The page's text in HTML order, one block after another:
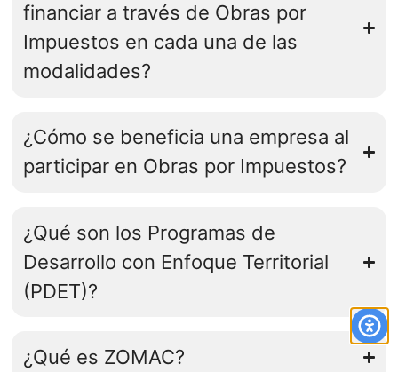
financiar a través de Obras por
Impuestos en cada una de las
modalidades?
¿Cómo se beneficia una empresa al
participar en Obras por Impuestos?
¿Qué son los Programas de
Desarrollo con Enfoque Territorial
(PDET)?
¿Qué es ZOMAC?